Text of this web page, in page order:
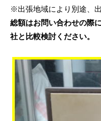
※出張地域により別途、
総額はお問い合わせの際
社と比較検討ください。